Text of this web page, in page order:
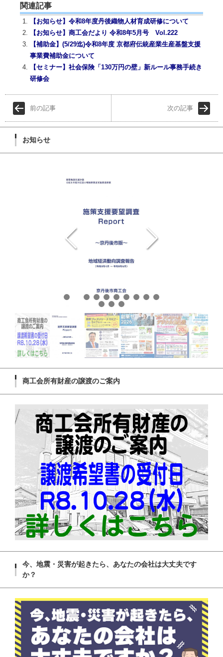
関連記事
【お知らせ】令和8年度丹後織物人材育成研修について
【お知らせ】商工会だより 令和8年5月号 Vol.222
【補助金】(5/29迄)令和8年度 京都府伝統産業生産基盤支援
事業費補助金について
【セミナー】社会保険「130万円の壁」新ルール事務手続き
研修会
前の記事 次の記事
お知らせ
商工会所有財産の譲渡のご案内
今、地震・災害が起きたら、あなたの会社は大丈夫です
か？